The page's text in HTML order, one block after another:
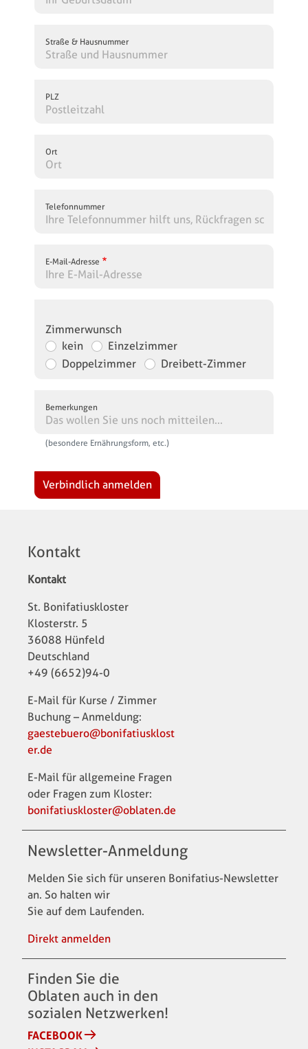
Straße & Hausnummer
PLZ
Ort
Telefonnummer
E-Mail-Adresse
Zimmerwunsch
kein
Einzelzimmer
Doppelzimmer
Dreibett-Zimmer
Bemerkungen
(besondere Ernährungsform, etc.)
Verbindlich anmelden
Kontakt
Kontakt
St. Bonifatiuskloster
Klosterstr. 5
36088 Hünfeld
Deutschland
+49 (6652)94-0
E-Mail für Kurse / Zimmer
Buchung – Anmeldung:
gaestebuero@bonifatiusklost
er.de
E-Mail für allgemeine Fragen
oder Fragen zum Kloster:
bonifatiuskloster@oblaten.de
Newsletter-Anmeldung
Melden Sie sich für unseren Bonifatius-Newsletter
an. So halten wir
Sie auf dem Laufenden.
Direkt anmelden
Finden Sie die
Oblaten auch in den
sozialen Netzwerken!
FACEBOOK